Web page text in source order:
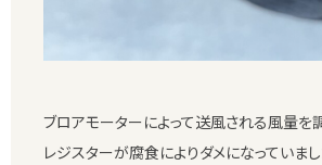
ブロアモーターによって送風される風量を
レジスターが腐食によりダメになっていまし